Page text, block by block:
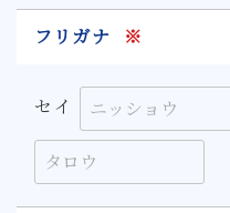
フリガナ ※
セイ